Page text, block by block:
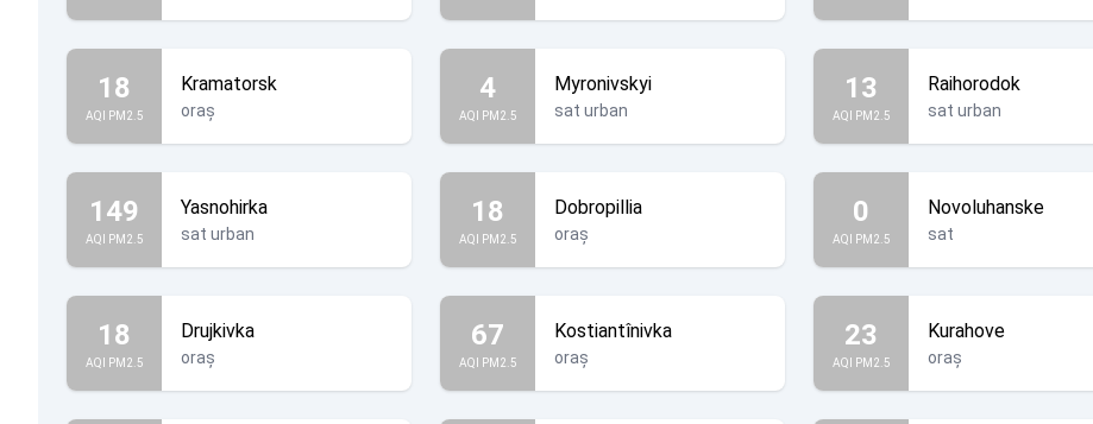
18
AQI PM2.5
Kramatorsk
oraș
4
AQI PM2.5
Myronivskyi
sat urban
13
AQI PM2.5
Raihorodok
sat urban
149
AQI PM2.5
Yasnohirka
sat urban
18
AQI PM2.5
Dobropillia
oraș
0
AQI PM2.5
Novoluhanske
sat
18
AQI PM2.5
Drujkivka
oraș
67
AQI PM2.5
Kostiantînivka
oraș
23
AQI PM2.5
Kurahove
oraș